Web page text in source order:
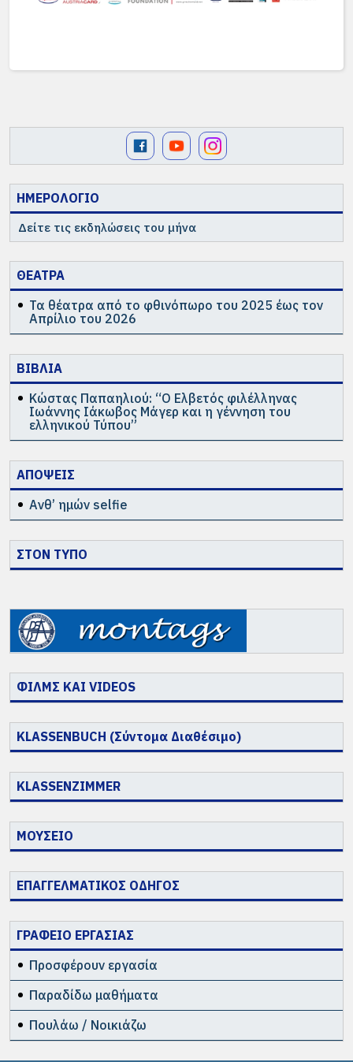
ΗΜΕΡΟΛΟΓΙΟ
Δείτε τις εκδηλώσεις του μήνα
ΘΕΑΤΡΑ
Τα θέατρα από το φθινόπωρο του 2025 έως τον
Απρίλιο του 2026
ΒΙΒΛΙΑ
Κώστας Παπαηλιού: “Ο Ελβετός φιλέλληνας
Ιωάννης Ιάκωβος Μάγερ και η γέννηση του
ελληνικού Τύπου”
ΑΠΟΨΕΙΣ
Ανθ’ ημών selfie
ΣΤΟΝ ΤΥΠΟ
ΦΙΛΜΣ ΚΑΙ VIDEOS
KLASSENBUCH (Σύντομα Διαθέσιμο)
KLASSENZIMMER
ΜΟΥΣΕΙΟ
ΕΠΑΓΓΕΛΜΑΤΙΚΟΣ ΟΔΗΓΟΣ
ΓΡΑΦΕΙΟ ΕΡΓΑΣΙΑΣ
Προσφέρουν εργασία
Παραδίδω μαθήματα
Πουλάω / Νοικιάζω